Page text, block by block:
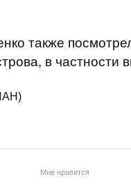
также
в частности
Мне нравится